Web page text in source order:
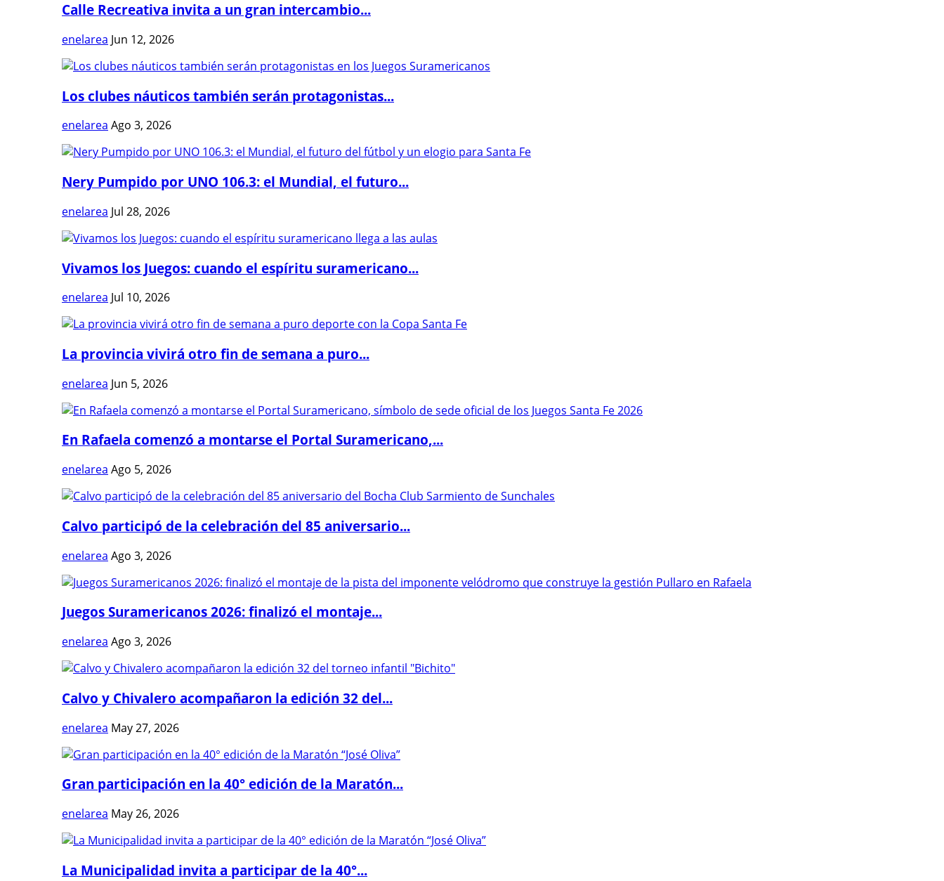
Calle Recreativa invita a un gran intercambio...
enelarea Jun 12, 2026
Los clubes náuticos también serán protagonistas...
enelarea Ago 3, 2026
Nery Pumpido por UNO 106.3: el Mundial, el futuro...
enelarea Jul 28, 2026
Vivamos los Juegos: cuando el espíritu suramericano...
enelarea Jul 10, 2026
La provincia vivirá otro fin de semana a puro...
enelarea Jun 5, 2026
En Rafaela comenzó a montarse el Portal Suramericano,...
enelarea Ago 5, 2026
Calvo participó de la celebración del 85 aniversario...
enelarea Ago 3, 2026
Juegos Suramericanos 2026: finalizó el montaje...
enelarea Ago 3, 2026
Calvo y Chivalero acompañaron la edición 32 del...
enelarea May 27, 2026
Gran participación en la 40° edición de la Maratón...
enelarea May 26, 2026
La Municipalidad invita a participar de la 40°...